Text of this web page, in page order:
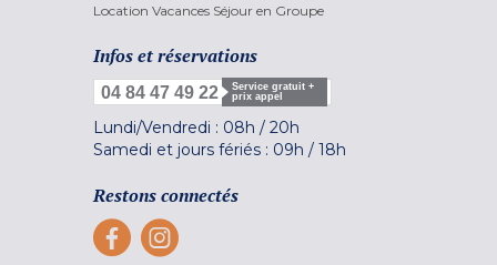
Location Vacances Séjour en Groupe
Infos et réservations
04 84 47 49 22
Service gratuit +
prix appel
Lundi/Vendredi : 08h / 20h
Samedi et jours fériés : 09h / 18h
Restons connectés